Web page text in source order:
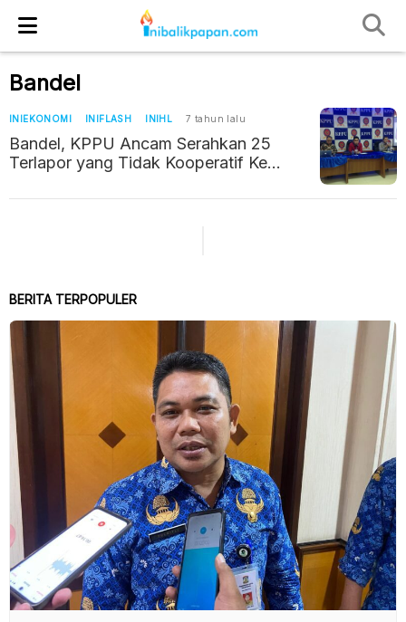
Bandel
INIEKONOMI INIFLASH INIHL 7 tahun lalu
Bandel, KPPU Ancam Serahkan 25
Terlapor yang Tidak Kooperatif Ke
BERITA TERPOPULER